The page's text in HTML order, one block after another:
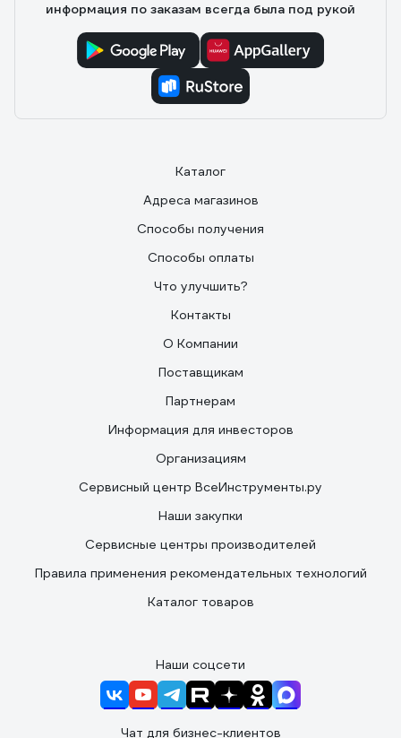
информация по заказам всегда была под рукой
Каталог
Адреса магазинов
Способы получения
Способы оплаты
Что улучшить?
Контакты
О Компании
Поставщикам
Партнерам
Информация для инвесторов
Организациям
Сервисный центр ВсеИнструменты.ру
Наши закупки
Сервисные центры производителей
Правила применения рекомендательных технологий
Каталог товаров
Наши соцсети
Чат для бизнес-клиентов